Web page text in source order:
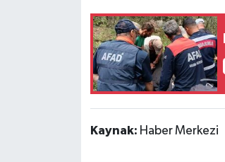
Kaynak: Haber Merkezi